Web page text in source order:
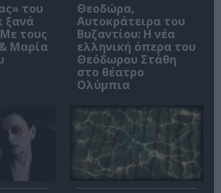
του
ξανά
τους
Μαρία
Θεοδώρα,
Αυτοκράτειρα του
Βυζαντίου: Η νέα
ελληνική όπερα του
Θεόδωρου Στάθη
στο θέατρο
Ολύμπια